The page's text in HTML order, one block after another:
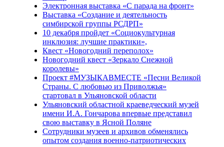
Электронная выставка «С парада на фронт»
Выставка «Создание и деятельность
симбирской группы РСДРП»
10 декабря пройдет «Социокультурная
инклюзия: лучшие практики»,
Квест «Новогодний переполох»
Новогодний квест «Зеркало Снежной
королевы»
Проект #МУЗЫКАВМЕСТЕ «Песни Великой
Страны. С любовью из Приволжья»
стартовал в Ульяновской области
Ульяновский областной краеведческий музей
имени И.А. Гончарова впервые представил
свою выставку в Ясной Поляне
Сотрудники музеев и архивов обменялись
опытом создания военно-патриотических